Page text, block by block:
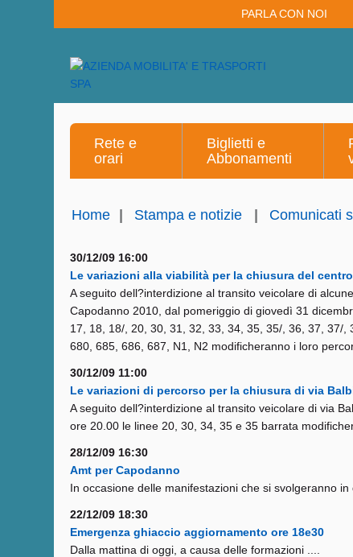
PARLA CON NOI
Rete e
orari
Biglietti e
Abbonamenti
Home Stampa e notizie Comunicati
30/12/09 16:00
Le variazioni alla viabilità per la chiusura del
A seguito dell?interdizione al transito veicolare di
Capodanno 2010, dal pomeriggio di giovedì 31
17, 18, 18/, 20, 30, 31, 32, 33, 34, 35, 35/, 36, 37, 37/
680, 685, 686, 687, N1, N2 modificheranno i loro
30/12/09 11:00
Le variazioni di percorso per la chiusura di via
A seguito dell?interdizione al transito veicolare di via
ore 20.00 le linee 20, 30, 34, 35 e 35 barrata
28/12/09 16:30
Amt per Capodanno
In occasione delle manifestazioni che si svolgeranno in
22/12/09 18:30
Emergenza ghiaccio aggiornamento ore 18e30
Dalla mattina di oggi, a causa delle formazioni ....